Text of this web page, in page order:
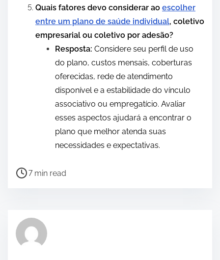
Quais fatores devo considerar ao escolher
entre um plano de saúde individual, coletivo
empresarial ou coletivo por adesão?
Resposta: Considere seu perfil de uso
do plano, custos mensais, coberturas
oferecidas, rede de atendimento
disponível e a estabilidade do vínculo
associativo ou empregatício. Avaliar
esses aspectos ajudará a encontrar o
plano que melhor atenda suas
necessidades e expectativas.
P
r
e
7 min read